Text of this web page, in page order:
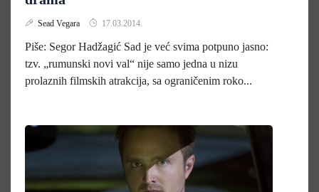
Sead Vegara 17.03.2014.
Piše: Segor Hadžagić Sad je već svima potpuno jasno:
tzv. „rumunski novi val“ nije samo jedna u nizu
prolaznih filmskih atrakcija, sa ograničenim roko...